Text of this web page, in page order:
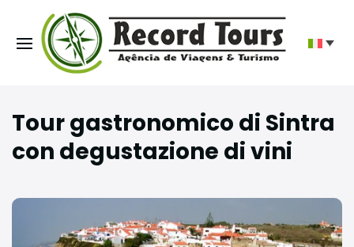
Tour gastronomico di Sintra
con degustazione di vini